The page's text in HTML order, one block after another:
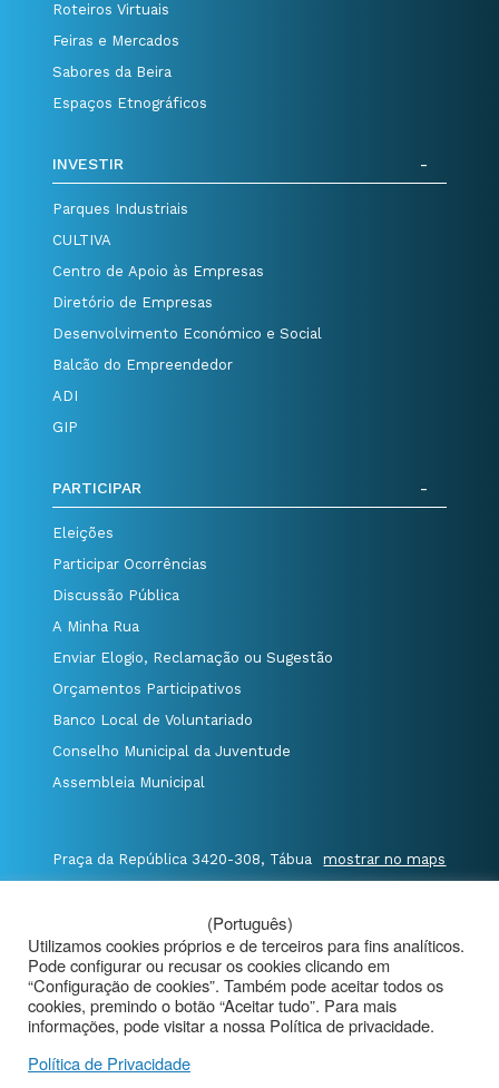
Roteiros Virtuais
Feiras e Mercados
Sabores da Beira
Espaços Etnográficos
INVESTIR
Parques Industriais
CULTIVA
Centro de Apoio às Empresas
Diretório de Empresas
Desenvolvimento Económico e Social
Balcão do Empreendedor
ADI
GIP
PARTICIPAR
Eleições
Participar Ocorrências
Discussão Pública
A Minha Rua
Enviar Elogio, Reclamação ou Sugestão
Orçamentos Participativos
Banco Local de Voluntariado
Conselho Municipal da Juventude
Assembleia Municipal
Praça da República 3420-308, Tábua mostrar no maps
E. geral@cm-tabua.pt
@Município de Tábua | Mapa do Portal
|
Politica de Privacidade
|
Aviso de Privacidade - Videovigilância
(Português)
Utilizamos cookies próprios e de terceiros para fins analíticos.
Pode configurar ou recusar os cookies clicando em
“Configuração de cookies”. Também pode aceitar todos os
cookies, premindo o botão “Aceitar tudo”. Para mais
informações, pode visitar a nossa Política de privacidade.
Política de Privacidade